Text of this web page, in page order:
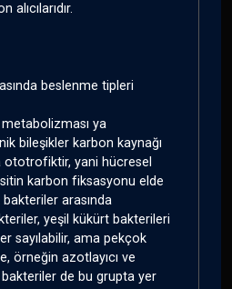
alıcılarıdır.
beslenme tipleri
ya
bileşikler karbon kaynağı
ototrofiktir, yani hücresel
karbon fiksasyonu elde
arasında
yeşil kükürt bakterileri
sayılabilir, ama pekçok
örneğin azotlayıcı ve
de bu grupta yer